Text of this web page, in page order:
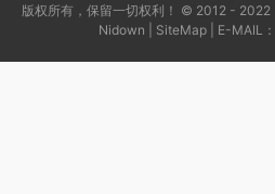
版权所有，保留一切权利！ © 2012 - 2022 |
Nidown
SiteMap | E-MAIL：